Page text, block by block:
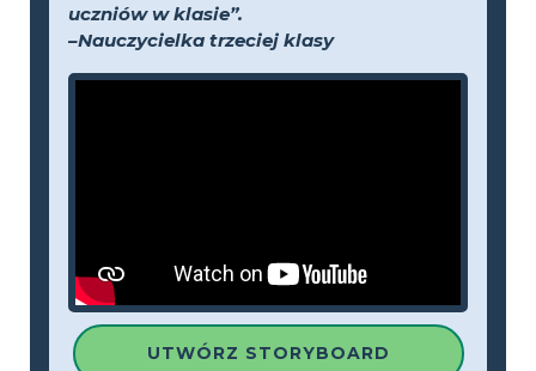
uczniów w klasie”.
–Nauczycielka trzeciej klasy
UTWÓRZ STORYBOARD